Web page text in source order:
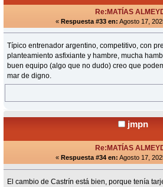
Re:MATÍAS
« Respuesta #33 en: Agosto 17,
Típico entrenador argentino, competitivo, con
planteamiento asfixiante y hambre, mucha
buen equipo (algo que no dudo) creo que
mar de digno.
jmpn
Re:MATÍAS
« Respuesta #34 en: Agosto 17,
El cambio de Castrín está bien, porque tenía